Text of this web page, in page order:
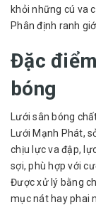
khỏi những cú va
Phân định ranh
Đặc
bóng
Lưới sân bóng
Lưới Mạnh Phát,
chịu lực va đập,
sợi, phù hợp với
Được xử lý bằng
mục nát hay phai